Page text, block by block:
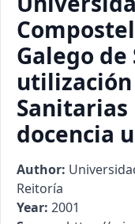
Galego de
docencia
Author:
Reitoría
Year: 2001